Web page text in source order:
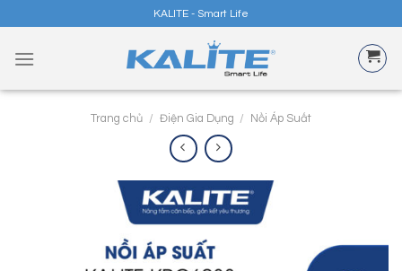
content
KALITE - Smart Life
Trang chủ / Điện Gia Dụng / Nồi Áp Suất